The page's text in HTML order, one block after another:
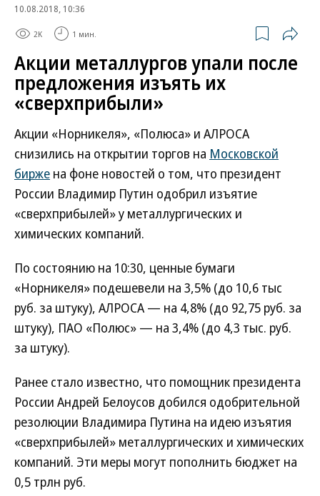
10.08.2018, 10:36
2K 1 мин.
Акции металлургов упали после
предложения изъять их
«сверхприбыли»
Акции «Норникеля», «Полюса» и АЛРОСА
снизились на открытии торгов на Московской
бирже на фоне новостей о том, что президент
России Владимир Путин одобрил изъятие
«сверхприбылей» у металлургических и
химических компаний.
По состоянию на 10:30, ценные бумаги
«Норникеля» подешевели на 3,5% (до 10,6 тыс
руб. за штуку), АЛРОСА — на 4,8% (до 92,75 руб. за
штуку), ПАО «Полюс» — на 3,4% (до 4,3 тыс. руб.
за штуку).
Ранее стало известно, что помощник президента
России Андрей Белоусов добился одобрительной
резолюции Владимира Путина на идею изъятия
«сверхприбылей» металлургических и химических
компаний. Эти меры могут пополнить бюджет на
0,5 трлн руб.